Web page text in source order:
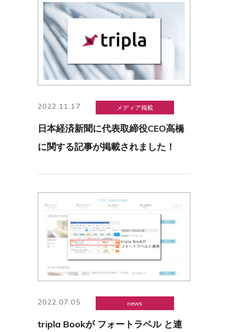
2022.11.17 メディア掲載
日本経済新聞に代表取締役CEO高橋
に関する記事が掲載されました！
2022.07.05 news
tripla Bookが フォートラベル と連